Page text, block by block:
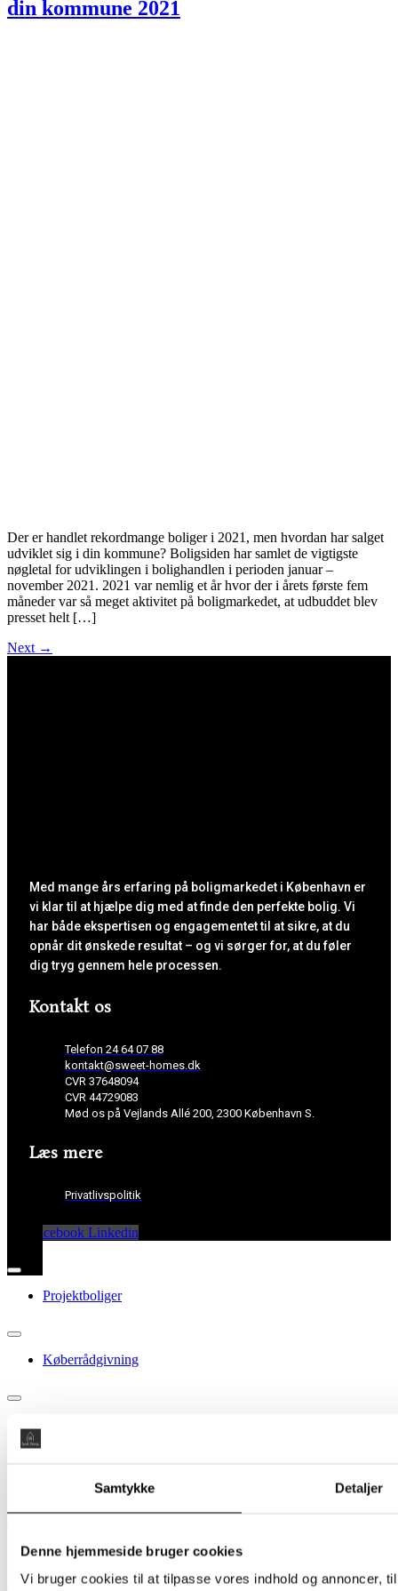
Samtykke Detaljer
Denne hjemmeside bruger cookies
Vi bruger cookies til at tilpasse vores indhold og annoncer,
din kommune 2021
Der er handlet rekordmange boliger i 2021, men hvordan har salget
udviklet sig i din kommune? Boligsiden har samlet de vigtigste
nøgletal for udviklingen i bolighandlen i perioden januar –
november 2021. 2021 var nemlig et år hvor der i årets første fem
måneder var så meget aktivitet på boligmarkedet, at udbuddet blev
presset helt […]
Next →
Med mange års erfaring på boligmarkedet i København er
vi klar til at hjælpe dig med at finde den perfekte bolig. Vi
har både ekspertisen og engagementet til at sikre, at du
opnår dit ønskede resultat – og vi sørger for, at du føler
dig tryg gennem hele processen.
Kontakt os
Telefon 24 64 07 88
kontakt@sweet-homes.dk
CVR 37648094
CVR 44729083
Mød os på Vejlands Allé 200, 2300 København S.
Læs mere
Privatlivspolitik
Facebook Linkedin
Projektboliger
Køberrådgivning
Skriv dig op til lejebolig
Nyheder